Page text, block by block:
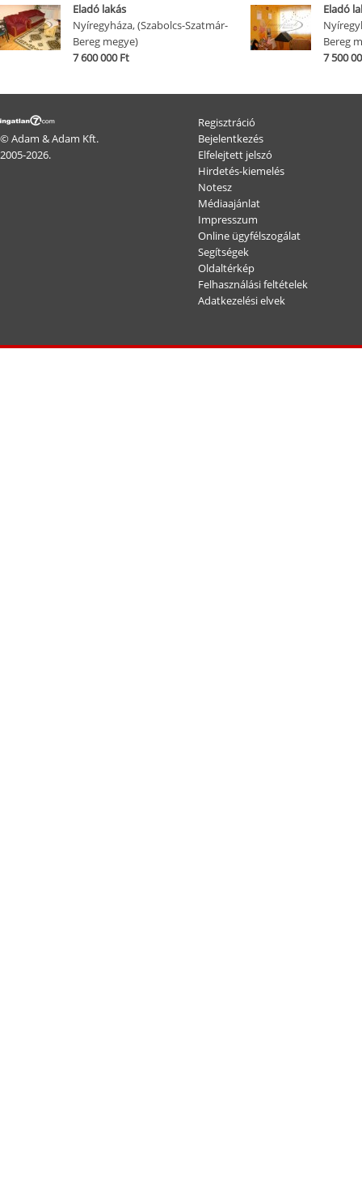
Eladó lakás
Nyíregyháza, (Szabolcs-Szatmár-
Bereg megye)
7 600 000 Ft
Eladó
Bereg
7 500
© Adam & Adam Kft.
2005-2026.
Regisztráció
Bejelentkezés
Elfelejtett jelszó
Hirdetés-kiemelés
Notesz
Médiaajánlat
Impresszum
Online ügyfélszogálat
Segítségek
Oldaltérkép
Felhasználási feltételek
Adatkezelési elvek